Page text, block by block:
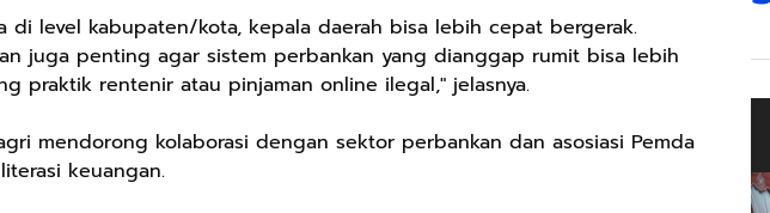
di level kabupaten/kota, kepala daerah bisa lebih cepat bergerak.
juga penting agar sistem perbankan yang dianggap rumit bisa lebih
praktik rentenir atau pinjaman online ilegal," jelasnya.
mendorong kolaborasi dengan sektor perbankan dan asosiasi Pemda
keuangan.